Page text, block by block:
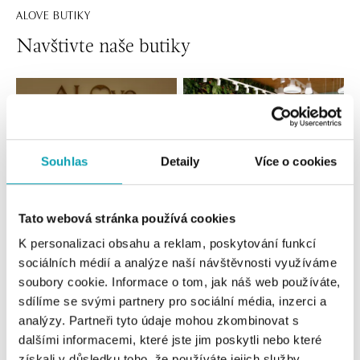
Souhlas Detaily Více o cookies
Tato webová stránka používá cookies
K personalizaci obsahu a reklam, poskytování funkcí
sociálních médií a analýze naší návštěvnosti využíváme
soubory cookie. Informace o tom, jak náš web používáte,
sdílíme se svými partnery pro sociální média, inzerci a
analýzy. Partneři tyto údaje mohou zkombinovat s
dalšími informacemi, které jste jim poskytli nebo které
ALOVE BUTIKY
Navštivte naše butiky
Všechny Česko Slovensko
ALOve OC Nový Smíchov, Praha 5
Plzeňská 8, 150 00 Praha 5 - Anděl
tel.: +420736509250
dnes otevřeno od 09:00